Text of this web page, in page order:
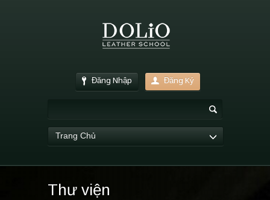
Đăng Nhập Đăng Ký
Trang Chủ
Thư viện